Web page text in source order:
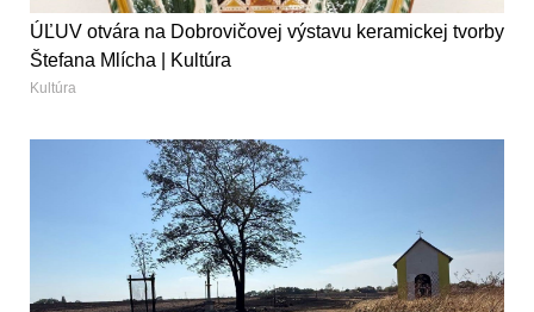
ÚĽUV otvára na Dobrovičovej výstavu keramickej tvorby
Štefana Mlícha | Kultúra
Kultúra